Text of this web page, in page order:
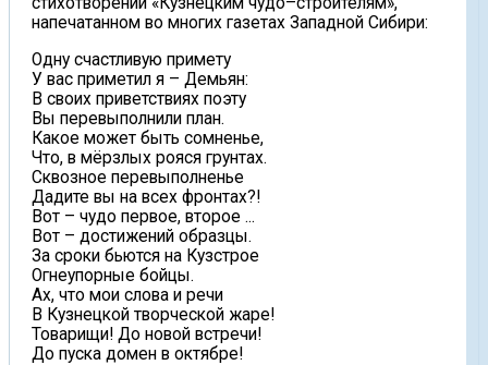
напечатанном во многих газетах Западной Сибири:
Одну счастливую примету
У вас приметил я – Демьян:
В своих приветствиях поэту
Вы перевыполнили план.
Какое может быть сомненье,
Что, в мёрзлых рояся грунтах.
Сквозное перевыполненье
Дадите вы на всех фронтах?!
Вот – чудо первое, второе ...
Вот – достижений образцы.
За сроки бьются на Кузстрое
Огнеупорные бойцы.
Ах, что мои слова и речи
В Кузнецкой творческой жаре!
Товарищи! До новой встречи!
До пуска домен в октябре!